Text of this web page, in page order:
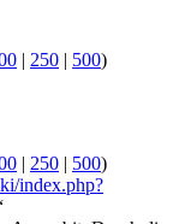
| 250 | 500)
| 250 | 500)
index.php?